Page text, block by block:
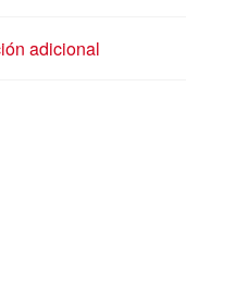
adicional